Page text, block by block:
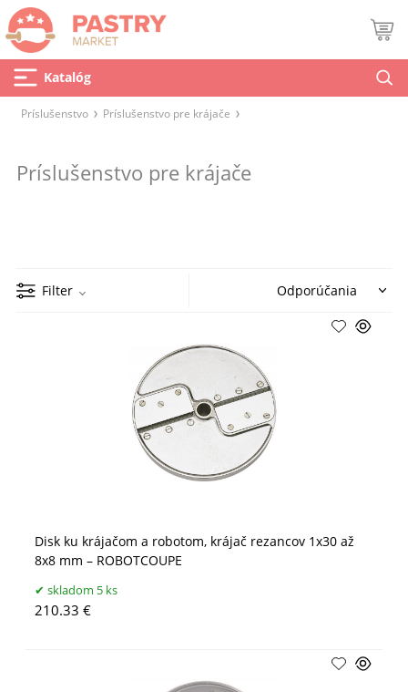
Katalóg
Príslušenstvo Príslušenstvo pre krájače
Príslušenstvo pre krájače
Filter
Disk ku krájačom a robotom, krájač rezancov 1x30 až
8x8 mm – ROBOTCOUPE
skladom 5 ks
210.33 €